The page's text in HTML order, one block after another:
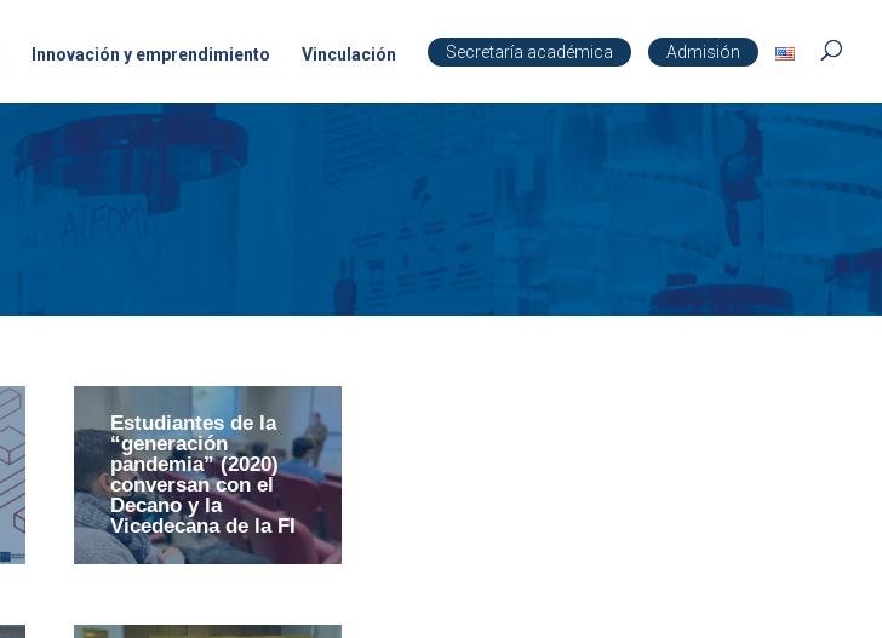
Innovación y emprendimiento Vinculación Secretaría académica Admisión
Estudiantes de la
“generación
pandemia” (2020)
conversan con el
Decano y la
Vicedecana de la FI